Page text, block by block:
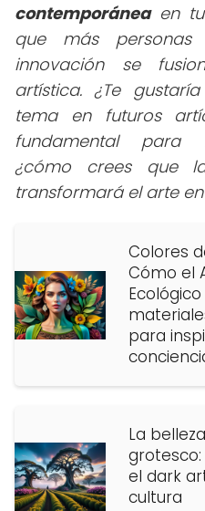
contemporáneaen
que más
innovación se
artística. ¿Te
tema en futuros
fundamental para
¿cómo crees que
transformará el arte
Colores
Cómo el
para
La
grotesco:
el dark
cultura